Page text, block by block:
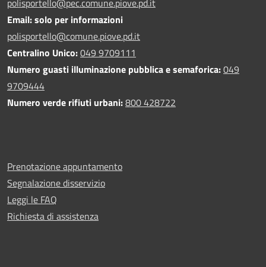
polisportello@pec.comune.piove.pd.it
Email: solo per informazioni
polisportello@comune.piove.pd.it
Centralino Unico:049 9709111
Numero guasti illuminazione pubblica e semaforica:049
9709444
Numero verde rifiuti urbani:800 428722
Prenotazione appuntamento
Segnalazione disservizio
Leggi le FAQ
Richiesta di assistenza